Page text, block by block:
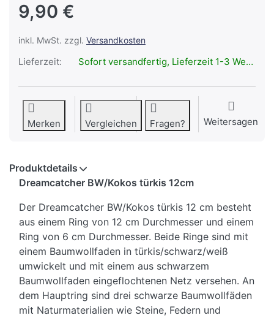
9,90 €
inkl. MwSt. zzgl. Versandkosten
Lieferzeit: Sofort versandfertig, Lieferzeit 1-3 Werktage.
Merken Vergleichen Fragen? Weitersagen
Produktdetails
Dreamcatcher BW/Kokos türkis 12cm
Der Dreamcatcher BW/Kokos türkis 12 cm besteht
aus einem Ring von 12 cm Durchmesser und einem
Ring von 6 cm Durchmesser. Beide Ringe sind mit
einem Baumwollfaden in türkis/schwarz/weiß
umwickelt und mit einem aus schwarzem
Baumwollfaden eingeflochtenen Netz versehen. An
dem Hauptring sind drei schwarze Baumwollfäden
mit Naturmaterialien wie Steine, Federn und